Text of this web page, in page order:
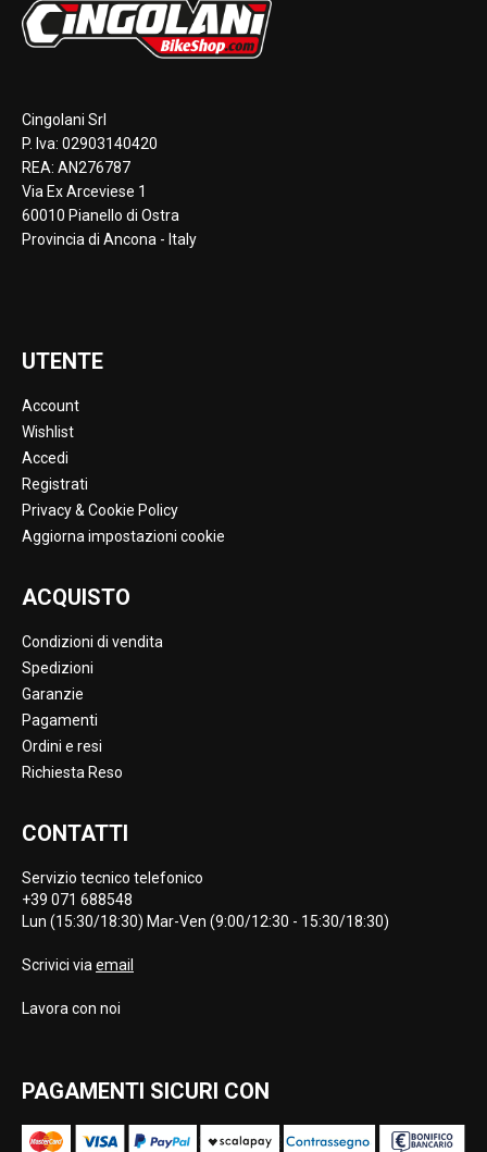
Cingolani Srl
P. Iva: 02903140420
REA: AN276787
Via Ex Arceviese 1
60010 Pianello di Ostra
Provincia di Ancona - Italy
UTENTE
Account
Wishlist
Accedi
Registrati
Privacy & Cookie Policy
Aggiorna impostazioni cookie
ACQUISTO
Condizioni di vendita
Spedizioni
Garanzie
Pagamenti
Ordini e resi
Richiesta Reso
CONTATTI
Servizio tecnico telefonico
+39 071 688548
Lun (15:30/18:30) Mar-Ven (9:00/12:30 - 15:30/18:30)
Scrivici via email
Lavora con noi
PAGAMENTI SICURI CON